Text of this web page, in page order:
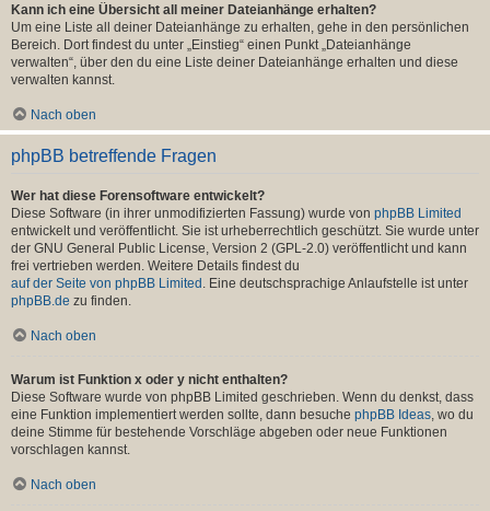
Kann ich eine Übersicht all meiner Dateianhänge erhalten?
Um eine Liste all deiner Dateianhänge zu erhalten, gehe in den persönlichen
Bereich. Dort findest du unter „Einstieg“ einen Punkt „Dateianhänge
verwalten“, über den du eine Liste deiner Dateianhänge erhalten und diese
verwalten kannst.
Nach oben
phpBB betreffende Fragen
Wer hat diese Forensoftware entwickelt?
Diese Software (in ihrer unmodifizierten Fassung) wurde von phpBB Limited
entwickelt und veröffentlicht. Sie ist urheberrechtlich geschützt. Sie wurde unter
der GNU General Public License, Version 2 (GPL-2.0) veröffentlicht und kann
frei vertrieben werden. Weitere Details findest du
auf der Seite von phpBB Limited . Eine deutschsprachige Anlaufstelle ist unter
phpBB.de zu finden.
Nach oben
Warum ist Funktion x oder y nicht enthalten?
Diese Software wurde von phpBB Limited geschrieben. Wenn du denkst, dass
eine Funktion implementiert werden sollte, dann besuche phpBB Ideas , wo du
deine Stimme für bestehende Vorschläge abgeben oder neue Funktionen
vorschlagen kannst.
Nach oben